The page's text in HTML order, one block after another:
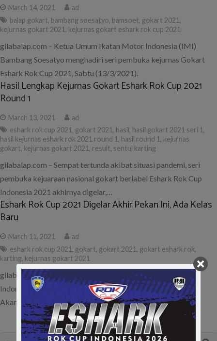
March 14, 2021
ad
balap gokart, bambang soesatyo, bamsoet, gokart 2021 ,
kejurnas gokart 2021 , kejurnas gokart eshark rok cup 2021
gilabalap.com – Ketua Umum Ikatan Motor Indonesia (IMI)
Bambang Soesatyo menghadiri seri pembuka kejurnas Gokart
Eshark Rok Cup 2021, Sabtu (13/3/2021).
Hasil Lengkap Kejurnas Gokart Eshark Rok Cup 2021
Round 1
March 13, 2021
ad
eshark rok cup 2021 , gokart 2021 , hasil, hasil gokart 2021 seri 1 ,
hasil kejurnas eshark rok 2021 round 1 , hasil round 1 , kejurnas
gokart, kejurnas gokart 2021 , result, sentul karting
gilabalap.com – Sempat tertunda akibat situasi pandemi, seri
pembuka kejuaraan nasional gokart berlabel Eshark Rok Cup
Indonesia 2021 akhirnya digelar,…
Eshark Rok Cup 2021 Digelar Akhir Pekan Ini, Ada Kelas
Baru
March 11, 2021
ad
eshark rok cup 2021 , gokart, gokart 2021 , gokart eshark rok,
karting, kejurnas gokart 2021
gilabalap.com – Kejuaraan gokart bertajuk Eshark Rok Cup
Indonesia 2021 seharusnya sudah dimulai sejak Februari lalu.
Akan tetapi, situasi pandemi…